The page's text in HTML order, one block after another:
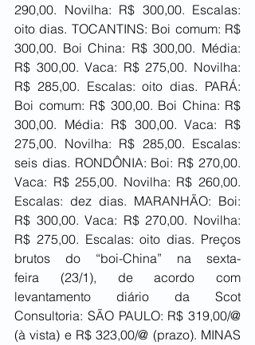
290,00. Novilha: R$ 300,00. Escalas:
oito dias. TOCANTINS: Boi comum: R$
300,00. Boi China: R$ 300,00. Média:
R$ 300,00. Vaca: R$ 275,00. Novilha:
R$ 285,00. Escalas: oito dias. PARÁ:
Boi comum: R$ 300,00. Boi China: R$
300,00. Média: R$ 300,00. Vaca: R$
275,00. Novilha: R$ 285,00. Escalas:
seis dias. RONDÔNIA: Boi: R$ 270,00.
Vaca: R$ 255,00. Novilha: R$ 260,00.
Escalas: dez dias. MARANHÃO: Boi:
R$ 300,00. Vaca: R$ 270,00. Novilha:
R$ 275,00. Escalas: oito dias. Preços
brutos do “boi-China” na sexta-
feira (23/1), de acordo com
levantamento diário da Scot
Consultoria: SÃO PAULO: R$ 319,00/@
(à vista) e R$ 323,00/@ (prazo). MINAS